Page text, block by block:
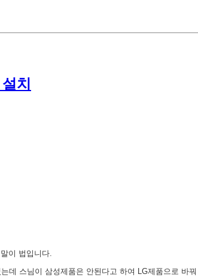
치
이 법입니다.
데 스님이 삼성제품은 안된다고 하여 LG제품으로 바